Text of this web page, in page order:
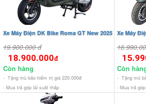
Xe Máy Điện DK Bike Roma GT New 2025
19.900.000 đ
18.900.000đ
Còn hàng
- Tặng mũ bảo hiểm trị giá 220.000đ
- Mua trả góp lãi suất thấp
Xe Máy
Còn
- Tặng mũ
- Mua trả